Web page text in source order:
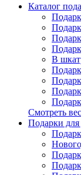
Каталог
В
Смотреть
Подарки для